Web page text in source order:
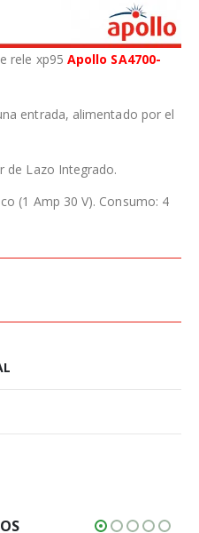
rele xp95 Apollo SA4700-
entrada, alimentado por el
de Lazo Integrado.
(1 Amp 30 V). Consumo: 4